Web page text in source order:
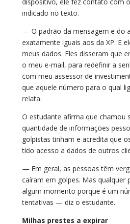
indicado no texto.
— O padrão da mensagem e do
exatamente iguais aos da XP. E
meus dados. Eles disseram que
o meu e-mail, para redefinir a
com meu assessor de
que aquele número para o qual
relata.
O estudante afirma que chamou
quantidade de informações
golpistas tinham e acredita que
tido acesso a dados de outros
— Em geral, as pessoas têm
caíram em golpes. Mas qualquer
algum momento porque é um
tentativas — diz o estudante.
Milhas prestes a expirar